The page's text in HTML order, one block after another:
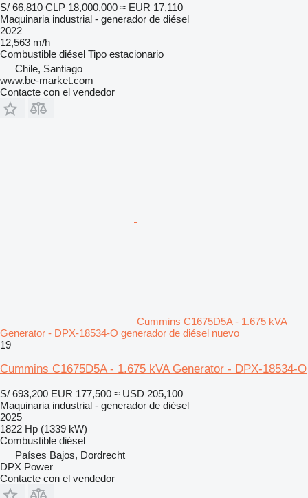
S/ 66,810 CLP 18,000,000 ≈ EUR 17,110
Maquinaria industrial - generador de diésel
2022
12,563 m/h
Combustible diésel Tipo estacionario
Chile, Santiago
www.be-market.com
Contacte con el vendedor
Cummins C1675D5A - 1.675 kVA
Generator - DPX-18534-O generador de diésel nuevo
19
Cummins C1675D5A - 1.675 kVA Generator - DPX-18534-O
S/ 693,200 EUR 177,500 ≈ USD 205,100
Maquinaria industrial - generador de diésel
2025
1822 Hp (1339 kW)
Combustible diésel
Países Bajos, Dordrecht
DPX Power
Contacte con el vendedor